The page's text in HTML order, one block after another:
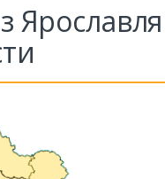
Ярославля